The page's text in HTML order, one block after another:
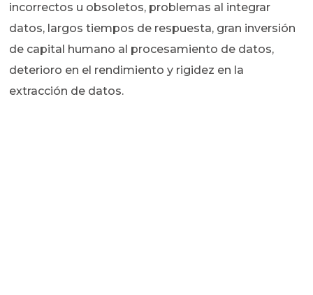
incorrectos u obsoletos, problemas al integrar
datos, largos tiempos de respuesta, gran inversión
de capital humano al procesamiento de datos,
deterioro en el rendimiento y rigidez en la
extracción de datos.